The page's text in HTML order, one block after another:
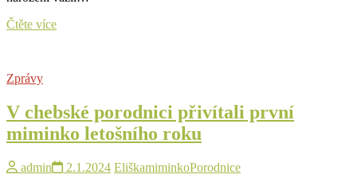
Čtěte víceV
sté
miminko
Zprávy
V chebské porodnici přivítali první
miminko letošního roku
admin 2.1.2024 EliškamiminkoPorodnice